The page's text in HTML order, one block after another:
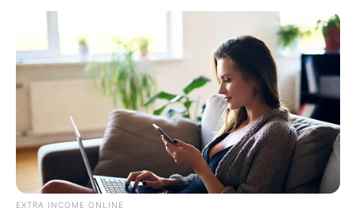
Actualmente, las tarjetas premium ofrecen
ventajas como acceso ilimitado a salas VIP en
EXTRA INCOME ONLINE